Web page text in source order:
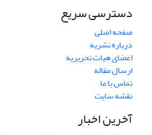
دسترسی سریع
صفحه اصلی
درباره نشریه
اعضای هیات تحریریه
ارسال مقاله
تماس با ما
نقشه سایت
آخرین اخبار